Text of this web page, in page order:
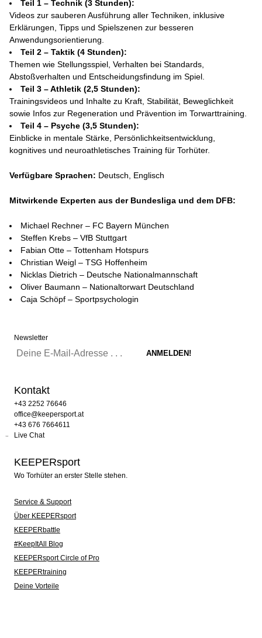
Teil 1 – Technik (3 Stunden):
Videos zur sauberen Ausführung aller Techniken, inklusive
Erklärungen, Tipps und Spielszenen zur besseren
Anwendungsorientierung.
Teil 2 – Taktik (4 Stunden):
Themen wie Stellungsspiel, Verhalten bei Standards,
Abstoßverhalten und Entscheidungsfindung im Spiel.
Teil 3 – Athletik (2,5 Stunden):
Trainingsvideos und Inhalte zu Kraft, Stabilität, Beweglichkeit
sowie Infos zur Regeneration und Prävention im Torwarttraining.
Teil 4 – Psyche (3,5 Stunden):
Einblicke in mentale Stärke, Persönlichkeitsentwicklung,
kognitives und neuroathletisches Training für Torhüter.
Verfügbare Sprachen: Deutsch, Englisch
Mitwirkende Experten aus der Bundesliga und dem DFB:
Michael Rechner – FC Bayern München
Steffen Krebs – VfB Stuttgart
Fabian Otte – Tottenham Hotspurs
Christian Weigl – TSG Hoffenheim
Nicklas Dietrich – Deutsche Nationalmannschaft
Oliver Baumann – Nationaltorwart Deutschland
Caja Schöpf – Sportpsychologin
Newsletter
Kontakt
+43 2252 76646
office@keepersport.at
+43 676 7664611
Live Chat
KEEPERsport
Wo Torhüter an erster Stelle stehen.
Service & Support
Über KEEPERsport
KEEPERbattle
#KeepItAll Blog
KEEPERsport Circle of Pro
KEEPERtraining
Deine Vorteile